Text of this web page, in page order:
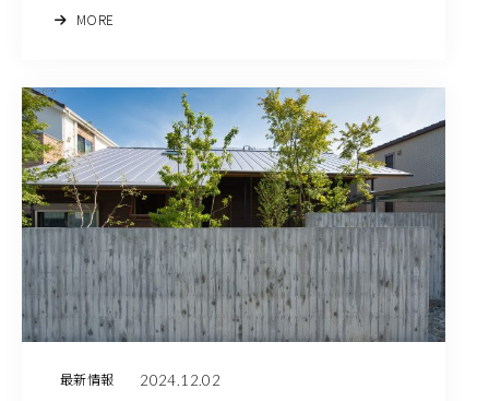
MORE
最新情報 2024.12.02